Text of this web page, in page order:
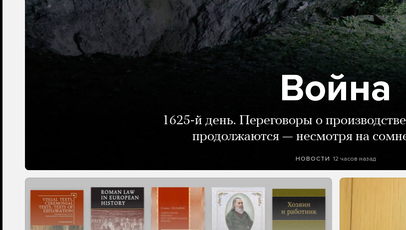
Война
1625-й день. Переговоры о
продолжаются — несмотря на
НОВОСТИ 12 часов назад